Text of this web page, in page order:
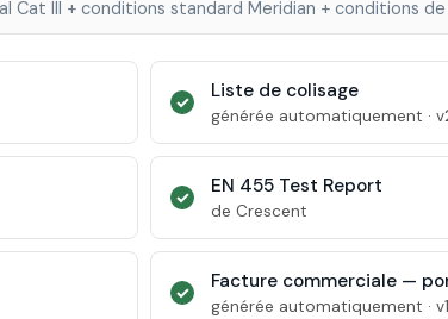
Cat III + conditions standard Meridian + conditions
✓ Liste de colisage
générée automatiquement ·
✓ EN 455 Test Report
de Crescent
✓ Facture commerciale —
générée automatiquement · v1